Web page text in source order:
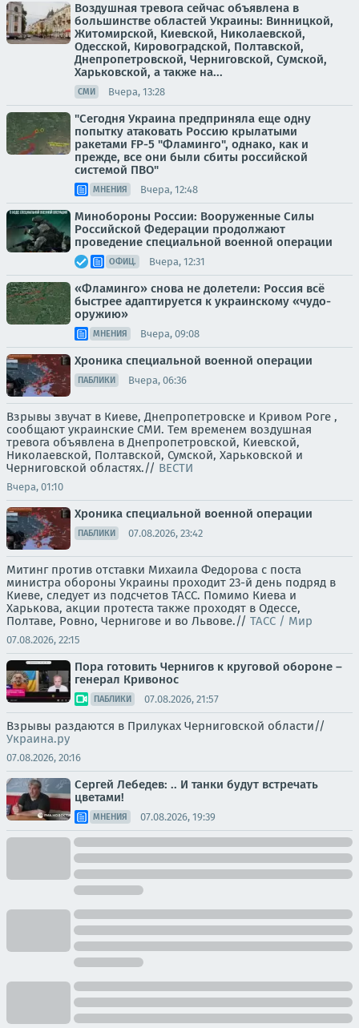
Воздушная тревога сейчас объявлена в
большинстве областей Украины: Винницкой,
Житомирской, Киевской, Николаевской,
Одесской, Кировоградской, Полтавской,
Днепропетровской, Черниговской, Сумской,
Харьковской, а также на...
СМИ Вчера, 13:28
"Сегодня Украина предприняла еще одну
попытку атаковать Россию крылатыми
ракетами FP-5 "Фламинго", однако, как и
прежде, все они были сбиты российской
системой ПВО"
МНЕНИЯ Вчера, 12:48
Минобороны России: Вооруженные Силы
Российской Федерации продолжают
проведение специальной военной операции
ОФИЦ. Вчера, 12:31
«Фламинго» снова не долетели: Россия всё
быстрее адаптируется к украинскому «чудо-
оружию»
МНЕНИЯ Вчера, 09:08
Хроника специальной военной операции
ПАБЛИКИ Вчера, 06:36
Взрывы звучат в Киеве, Днепропетровске и Кривом Роге ,
сообщают украинские СМИ. Тем временем воздушная
тревога объявлена в Днепропетровской, Киевской,
Николаевской, Полтавской, Сумской, Харьковской и
Черниговской областях.// ВЕСТИ
Вчера, 01:10
Хроника специальной военной операции
ПАБЛИКИ 07.08.2026, 23:42
Митинг против отставки Михаила Федорова с поста
министра обороны Украины проходит 23-й день подряд в
Киеве, следует из подсчетов ТАСС. Помимо Киева и
Харькова, акции протеста также проходят в Одессе,
Полтаве, Ровно, Чернигове и во Львове.// ТАСС / Мир
07.08.2026, 22:15
Пора готовить Чернигов к круговой обороне –
генерал Кривонос
ПАБЛИКИ 07.08.2026, 21:57
Взрывы раздаются в Прилуках Черниговской области//
Украина.ру
07.08.2026, 20:16
Сергей Лебедев: .. И танки будут встречать
цветами!
МНЕНИЯ 07.08.2026, 19:39